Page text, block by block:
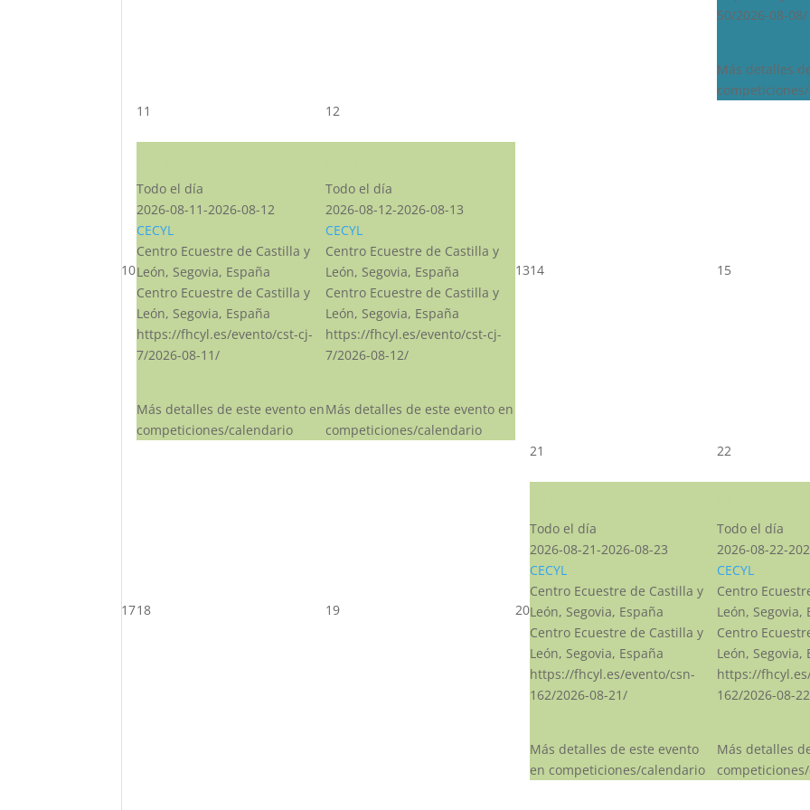
50/2026-08-08/
Más detalles
10
11
Todo el día
2026-08-11-2026-08-12
CECYL
Centro Ecuestre de Castilla y
León, Segovia, España
Centro Ecuestre de Castilla y
León, Segovia, España
https://fhcyl.es/evento/cst-cj-
7/2026-08-11/
Más detalles de este evento en
competiciones/calendario
12
Todo el día
2026-08-12-2026-08-13
CECYL
Centro Ecuestre de Castilla y
León, Segovia, España
Centro Ecuestre de Castilla y
León, Segovia, España
https://fhcyl.es/evento/cst-cj-
7/2026-08-12/
Más detalles de este evento en
competiciones/calendario
1314 15
1718 19 20
21
Todo el día
2026-08-21-2026-08-23
CECYL
Centro Ecuestre de Castilla y
León, Segovia, España
Centro Ecuestre de Castilla y
León, Segovia, España
https://fhcyl.es/evento/csn-
162/2026-08-21/
Más detalles de este evento
en competiciones/calendario
22
Todo el día
2026-08-22-
CECYL
Centro
León, Segovia,
Centro
León, Segovia,
https://
162/2026-08-
Más detalles